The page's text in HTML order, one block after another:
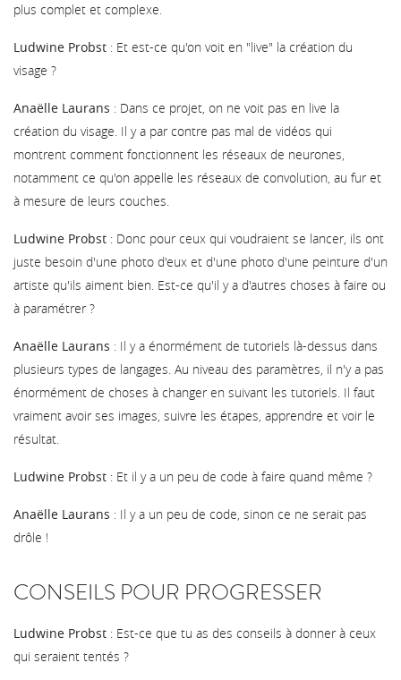
plus complet et complexe.
Ludwine Probst : Et est-ce qu'on voit en "live" la création du
visage ?
Anaëlle Laurans : Dans ce projet, on ne voit pas en live la
création du visage. Il y a par contre pas mal de vidéos qui
montrent comment fonctionnent les réseaux de neurones,
notamment ce qu'on appelle les réseaux de convolution, au fur et
à mesure de leurs couches.
Ludwine Probst : Donc pour ceux qui voudraient se lancer, ils ont
juste besoin d'une photo d'eux et d'une photo d'une peinture d'un
artiste qu'ils aiment bien. Est-ce qu'il y a d'autres choses à faire ou
à paramétrer ?
Anaëlle Laurans : Il y a énormément de tutoriels là-dessus dans
plusieurs types de langages. Au niveau des paramètres, il n'y a pas
énormément de choses à changer en suivant les tutoriels. Il faut
vraiment avoir ses images, suivre les étapes, apprendre et voir le
résultat.
Ludwine Probst : Et il y a un peu de code à faire quand même ?
Anaëlle Laurans : Il y a un peu de code, sinon ce ne serait pas
drôle !
CONSEILS POUR PROGRESSER
Ludwine Probst : Est-ce que tu as des conseils à donner à ceux
qui seraient tentés ?